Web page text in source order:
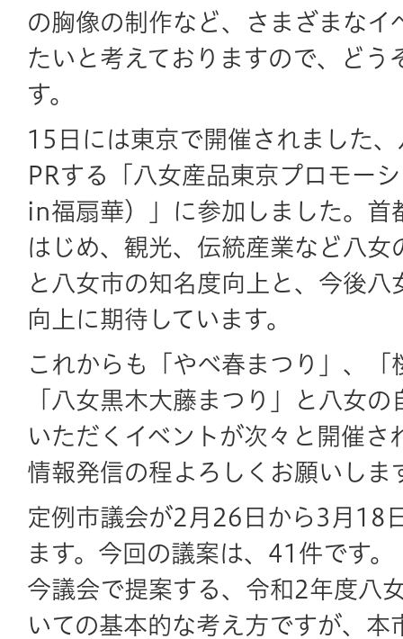
の胸像の制作など、さまざまなイ
たいと考えておりますので、どう
す。
15日には東京で開催されました
PRする「八女産品東京プロモー
in福扇華）」に参加しました。首
はじめ、観光、伝統産業など八女
と八女市の知名度向上と、今後八
向上に期待しています。
これからも「やべ春まつり」、「
「八女黒木大藤まつり」と八女
いただくイベントが次々と開催さ
情報発信の程よろしくお願いしま
定例市議会が2月26日から3月18
ます。今回の議案は、41件です。
今議会で提案する、令和2年度八
いての基本的な考え方ですが、本